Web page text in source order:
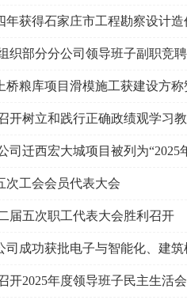
年获得石家庄市工程勘察设计造
织部分分公司领导班子副职竞聘
桥粮库项目滑模施工获建设方称
开树立和践行正确政绩观学习
司迁西宏大城项目被列为“2025
工地交流展示项目”
次工会会员代表大会
届五次职工代表大会胜利召开
司成功获批电子与智能化、建筑
开2025年度领导班子民主生活会